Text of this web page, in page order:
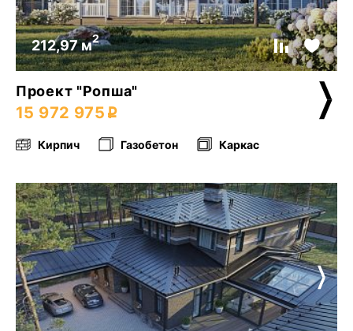
212,97 м2
Проект "Ропша"
15 972 975
Кирпич Газобетон Каркас